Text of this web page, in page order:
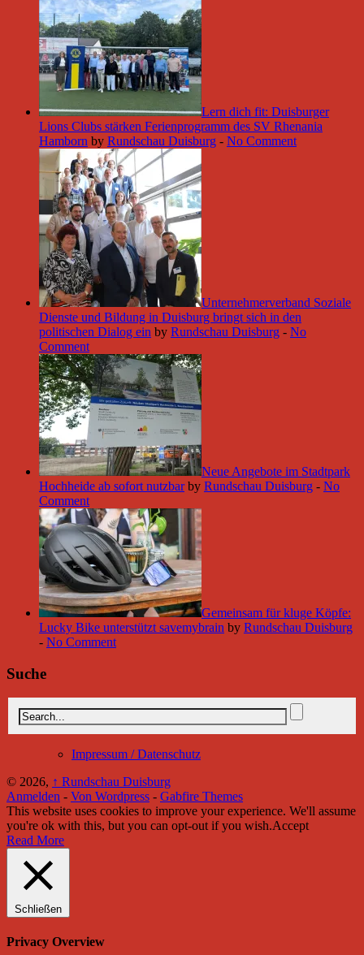
Lern dich fit: Duisburger
Lions Clubs stärken Ferienprogramm des SV Rhenania
Hamborn by Rundschau Duisburg - No Comment
Unternehmerverband Soziale
Dienste und Bildung in Duisburg bringt sich in den
politischen Dialog ein by Rundschau Duisburg - No
Comment
Neue Angebote im Stadtpark
Hochheide ab sofort nutzbar by Rundschau Duisburg - No
Comment
Gemeinsam für kluge Köpfe:
Lucky Bike unterstützt savemybrain by Rundschau Duisburg
- No Comment
Suche
Impressum / Datenschutz
© 2026, ↑ Rundschau Duisburg
Anmelden - Von Wordpress - Gabfire Themes
This website uses cookies to improve your experience. We'll assume
you're ok with this, but you can opt-out if you wish.Accept
Read More
Schließen
Privacy Overview